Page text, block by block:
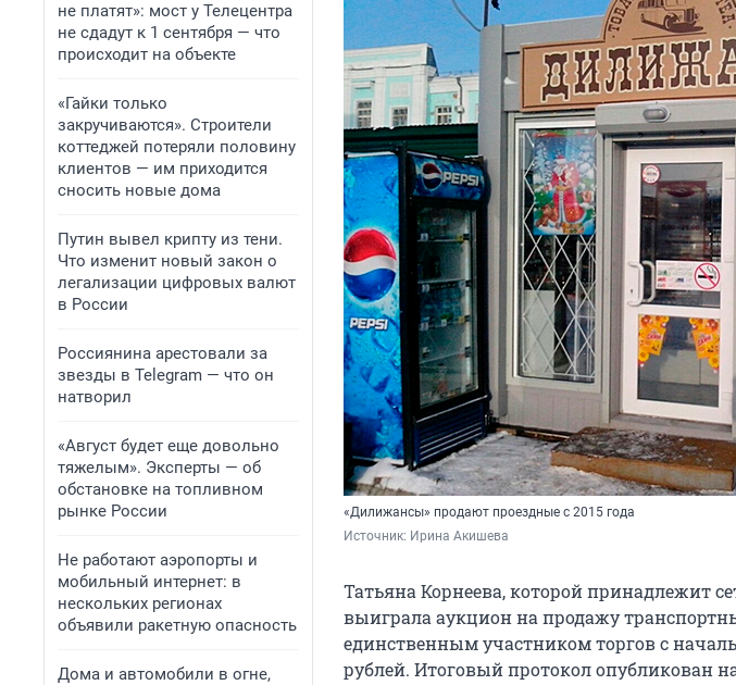
не платят»: мост у Телецентра
не сдадут к 1 сентября — что
происходит на объекте
«Гайки только
закручиваются». Строители
коттеджей потеряли половину
клиентов — им приходится
сносить новые дома
Путин вывел крипту из тени.
Что изменит новый закон о
легализации цифровых валют
в России
Россиянина арестовали за
звезды в Telegram — что он
натворил
«Август будет еще довольно
тяжелым». Эксперты — об
обстановке на топливном
рынке России
Не работают аэропорты и
мобильный интернет: в
нескольких регионах
объявили ракетную опасность
Дома и автомобили в огне,
«Дилижансы» продают проездные с 2015 года
Источник: Ирина Акишева
Татьяна Корнеева, которой принадлежит
выиграла аукцион на продажу
единственным участником торгов с
рублей. Итоговый протокол опубликован